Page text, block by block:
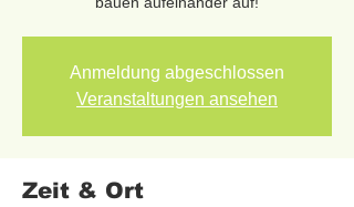
Anmeldung abgeschlossen
Veranstaltungen ansehen
Zeit & Ort